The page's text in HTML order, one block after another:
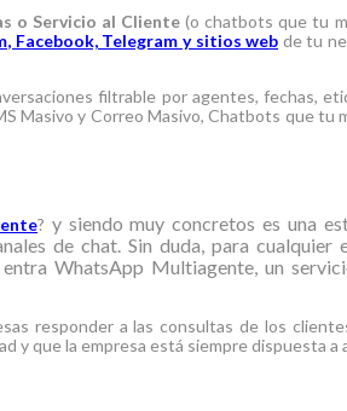
o Servicio al Cliente (o chatbots que tu
Facebook, Telegram y sitios web de tu
filtrable por agentes, fechas,
Masivo y Correo Masivo, Chatbots que
? y siendo muy concretos es una
de chat. Sin duda, para
WhatsApp Multiagente, un
responder a las consultas de los
y que la empresa está siempre dispuesta a